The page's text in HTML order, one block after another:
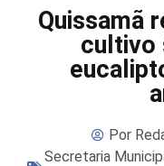
Quissamã
cultivo
Por
Secretaria